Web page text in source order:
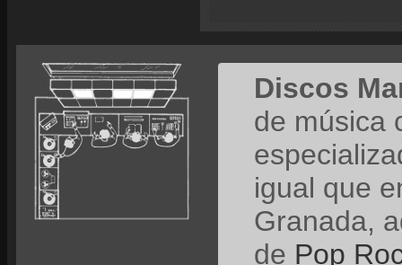
Discos
de música
igual que
Granada,
de Pop